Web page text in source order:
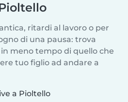
ritardi al lavoro o per
di una pausa: trova
meno tempo di quello che
tuo figlio ad andare a
a Pioltello